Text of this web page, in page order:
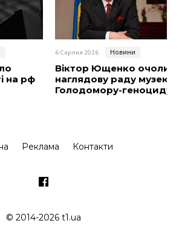
на рф
6 Серпня 2026 Новини
Віктор Ющенко очолив
наглядову раду музею
Голодомору-геноциду
Реклама Контакти
© 2014-2026 t1.ua